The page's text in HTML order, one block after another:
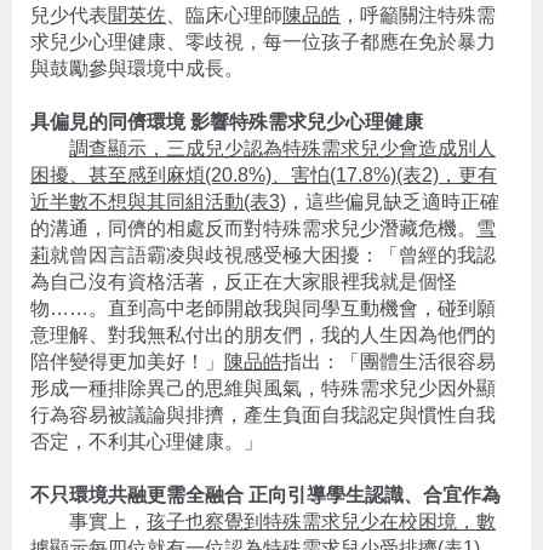
兒少代表聞英佐 、臨床心理師陳品皓 ，呼籲關注特殊需
求兒少心理健康、零歧視，每一位孩子都應在免於暴力
與鼓勵參與環境中成長。
具偏見的同儕環境 影響特殊需求兒少心理健康
調查顯示，三成兒少認為特殊需求兒少會造成別人
困擾、甚至感到麻煩(20.8%)、害怕(17.8%)(表2)，更有
近半數不想與其同組活動(表3) ，這些偏見缺乏適時正確
的溝通，同儕的相處反而對特殊需求兒少潛藏危機。 雪
莉就曾因言語霸凌與歧視感受極大困擾：「曾經的我認
為自己沒有資格活著，反正在大家眼裡我就是個怪
物……。直到高中老師開啟我與同學互動機會，碰到願
意理解、對我無私付出的朋友們，我的人生因為他們的
陪伴變得更加美好！」
陳品皓指出：「團體生活很容易
形成一種排除異己的思維與風氣，特殊需求兒少因外顯
行為容易被議論與排擠，產生負面自我認定與慣性自我
否定，不利其心理健康。」
不只環境共融更需全融合 正向引導學生認識、合宜作為
事實上， 孩子也察覺到特殊需求兒少在校困境，數